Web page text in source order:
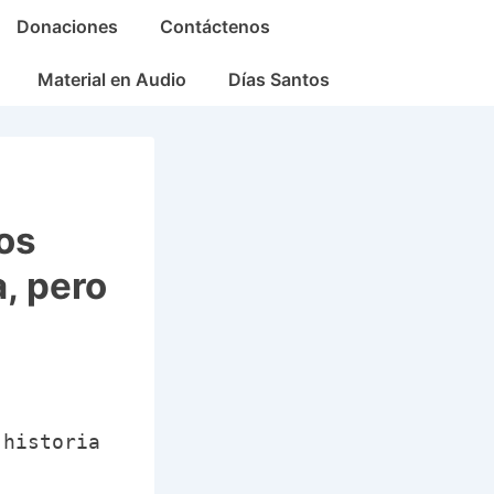
Donaciones Contáctenos
Material en Audio Días Santos
pero
historia